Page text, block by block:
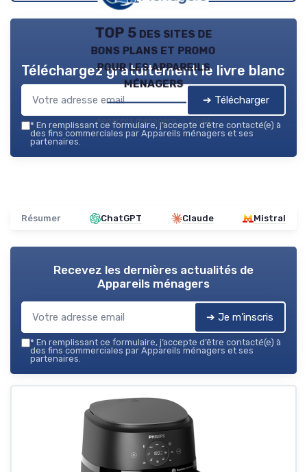
TOP 5 des sites de
bons plans et promo
pour les appareils
ménagers
Appareils ménagers — 2026
Téléchargez gratuitement le livre blanc
➔ Télécharger
* En remplissant ce formulaire, j’accepte d’être contacté(e) à
des fins commerciales par Appareils ménagers et ses
partenaires.
Résumer ChatGPT Claude Mistral
Recevez les dernières actualités de
Appareils ménagers
➔ Je m'inscris
* En remplissant ce formulaire, j’accepte d’être contacté(e) à
des fins commerciales par Appareils ménagers et ses
partenaires.